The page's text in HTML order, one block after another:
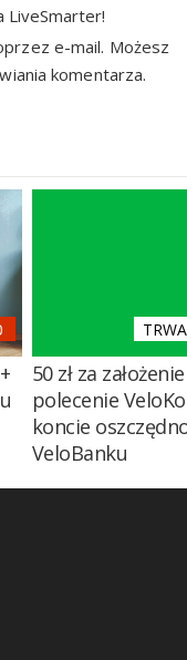
LiveSmarter!
e-mail. Możesz
komentarza.
50 zł za
polecenie
koncie
VeloBanku